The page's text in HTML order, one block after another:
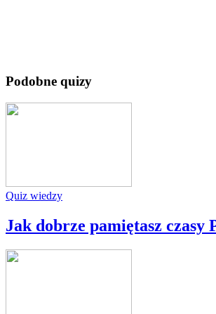
Podobne quizy
Quiz wiedzy
Jak dobrze pamiętasz czasy